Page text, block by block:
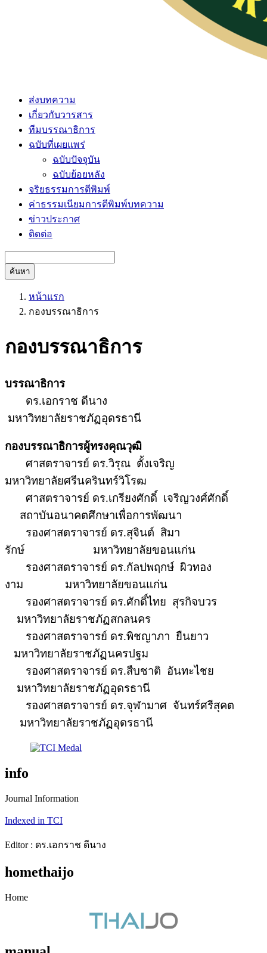
ส่งบทความ
เกี่ยวกับวารสาร
ทีมบรรณาธิการ
ฉบับที่เผยแพร่
ฉบับปัจจุบัน
ฉบับย้อยหลัง
จริยธรรมการตีพิมพ์
ค่าธรรมเนียมการตีพิมพ์บทความ
ข่าวประกาศ
ติดต่อ
ค้นหา
หน้าแรก
กองบรรณาธิการ
กองบรรณาธิการ
บรรณาธิการ
ดร.เอกราช ดีนาง
มหาวิทยาลัยราชภัฏอุดรธานี
กองบรรณาธิการผู้ทรงคุณวุฒิ
ศาสตราจารย์ ดร.วิรุณ ตั้งเจริญ
มหาวิทยาลัยศรีนครินทร์วิโรฒ
ศาสตราจารย์ ดร.เกรียงศักดิ์ เจริญวงศ์ศักดิ์
สถาบันอนาคตศึกษาเพื่อการพัฒนา
รองศาสตราจารย์ ดร.สุจินต์ สิมา
รักษ์
มหาวิทยาลัยขอนแก่น
รองศาสตราจารย์ ดร.กัลปพฤกษ์ ผิวทอง
งาม
มหาวิทยาลัยขอนแก่น
รองศาสตราจารย์ ดร.ศักดิ์ไทย สุรกิจบวร
มหาวิทยาลัยราชภัฏสกลนคร
รองศาสตราจารย์ ดร.พิชญาภา ยืนยาว
มหาวิทยาลัยราชภัฏนครปฐม
รองศาสตราจารย์ ดร.สืบชาติ อันทะไชย
มหาวิทยาลัยราชภัฏอุดรธานี
รองศาสตราจารย์ ดร.จุฬามาศ จันทร์ศรีสุคต
มหาวิทยาลัยราชภัฏอุดรธานี
info
Journal Information
Indexed in TCI
Editor : ดร.เอกราช ดีนาง
homethaijo
Home